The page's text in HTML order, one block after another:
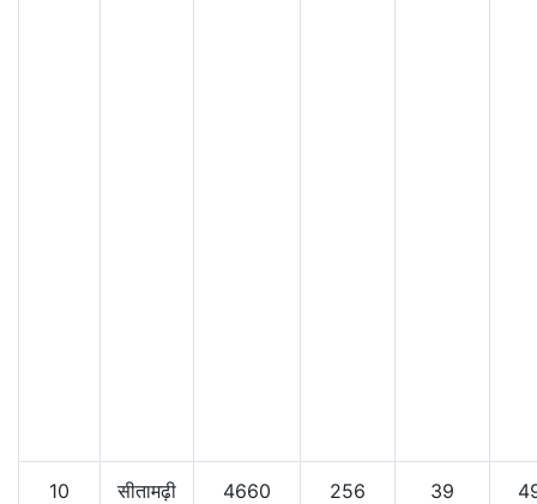
10
सीतामढ़ी
4660 256 39